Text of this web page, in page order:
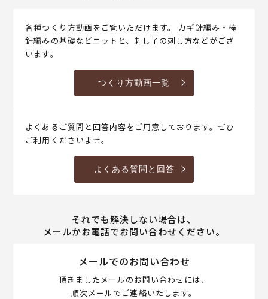
各種つくり方動画をご覧いただけます。 カギ針編み・棒
針編みの基礎などニットと、刺し子の刺し方などがござ
います。
つくり方動画一覧
よくあるご質問と回答内容をご用意しております。ぜひ
ご利用くださいませ。
よくある質問と回答
それでも解決しない場合は、
メールかお電話でお問い合わせください。
メールでのお問い合わせ
頂きましたメールのお問い合わせには、
順次メールでご連絡いたします。